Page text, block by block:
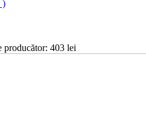
)
producător: 403 lei